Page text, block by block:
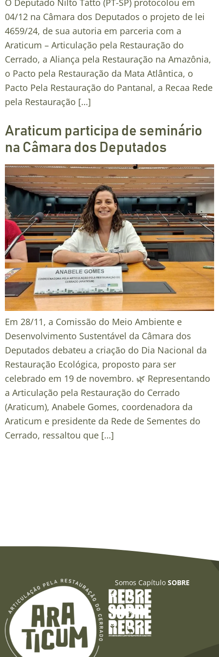
O Deputado Nilto Tatto (PT-SP) protocolou em
04/12 na Câmara dos Deputados o projeto de lei
4659/24, de sua autoria em parceria com a
Araticum – Articulação pela Restauração do
Cerrado, a Aliança pela Restauração na Amazônia,
o Pacto pela Restauração da Mata Atlântica, o
Pacto Pela Restauração do Pantanal, a Recaa Rede
pela Restauração […]
Araticum participa de seminário
na Câmara dos Deputados
Em 28/11, a Comissão do Meio Ambiente e
Desenvolvimento Sustentável da Câmara dos
Deputados debateu a criação do Dia Nacional da
Restauração Ecológica, proposto para ser
celebrado em 19 de novembro. 🌿 Representando
a Articulação pela Restauração do Cerrado
(Araticum), Anabele Gomes, coordenadora da
Araticum e presidente da Rede de Sementes do
Cerrado, ressaltou que […]
Somos CapítuloSOBRE